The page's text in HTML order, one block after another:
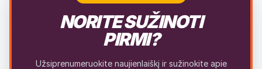
NORITE SUŽINOTI
PIRMI?
Užsiprenumeruokite naujienlaiškį ir sužinokite apie